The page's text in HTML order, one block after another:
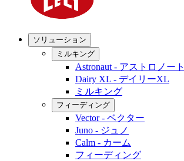
ソリューション
ミルキング
Astronaut - アストロノート
Dairy XL - デイリーXL
ミルキング
フィーディング
Vector - ベクター
Juno - ジュノ
Calm - カーム
フィーディング